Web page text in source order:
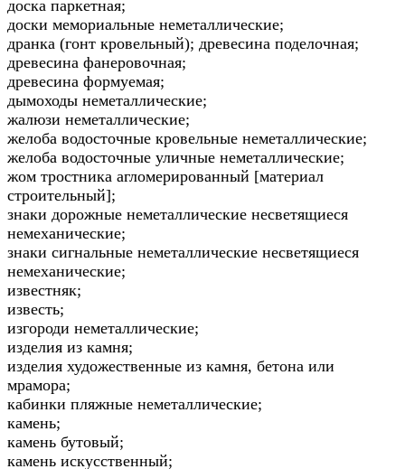
доска паркетная;
доски мемориальные неметаллические;
дранка (гонт кровельный); древесина поделочная;
древесина фанеровочная;
древесина формуемая;
дымоходы неметаллические;
жалюзи неметаллические;
желоба водосточные кровельные неметаллические;
желоба водосточные уличные неметаллические;
жом тростника агломерированный [материал
строительный];
знаки дорожные неметаллические несветящиеся
немеханические;
знаки сигнальные неметаллические несветящиеся
немеханические;
известняк;
известь;
изгороди неметаллические;
изделия из камня;
изделия художественные из камня, бетона или
мрамора;
кабинки пляжные неметаллические;
камень;
камень бутовый;
камень искусственный;